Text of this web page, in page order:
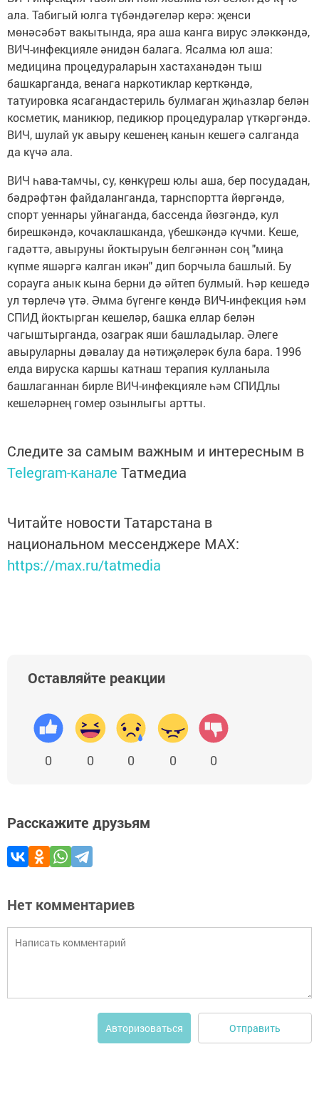
ала. Табигый юлга түбәндәгеләр керә: җенси
мөнәсәбәт вакытында, яра аша канга вирус эләккәндә,
ВИЧ-инфекцияле әнидән балага. Ясалма юл аша:
медицина процедураларын хастаханәдән тыш
башкарганда, венага наркотиклар керткәндә,
татуировка ясагандастериль булмаган җиһазлар белән
косметик, маникюр, педикюр процедуралар үткәргәндә.
ВИЧ, шулай ук авыру кешенең канын кешегә салганда
да күчә ала.
ВИЧ һава-тамчы, су, көнкүреш юлы аша, бер посудадан,
бәдрәфтән файдаланганда, тарнспортта йөргәндә,
спорт уеннары уйнаганда, бассенда йөзгәндә, кул
бирешкәндә, кочаклашканда, үбешкәндә күчми. Кеше,
гадәттә, авыруны йоктыруын белгәннән соң "миңа
күпме яшәргә калган икән" дип борчыла башлый. Бу
сорауга анык кына берни дә әйтеп булмый. Һәр кешедә
ул төрлечә үтә. Әмма бүгенге көндә ВИЧ-инфекция һәм
СПИД йоктырган кешеләр, башка еллар белән
чагыштырганда, озаграк яши башладылар. Әлеге
авыруларны дәвалау да нәтиҗәлерәк була бара. 1996
елда вируска каршы катнаш терапия кулланыла
башлаганнан бирле ВИЧ-инфекцияле һәм СПИДлы
кешеләрнең гомер озынлыгы артты.
Следите за самым важным и интересным в
Telegram-канале Татмедиа
Читайте новости Татарстана в
национальном мессенджере MАХ:
https://max.ru/tatmedia
Оставляйте реакции
0 0 0 0 0
Расскажите друзьям
Нет комментариев
Авторизоваться Отправить